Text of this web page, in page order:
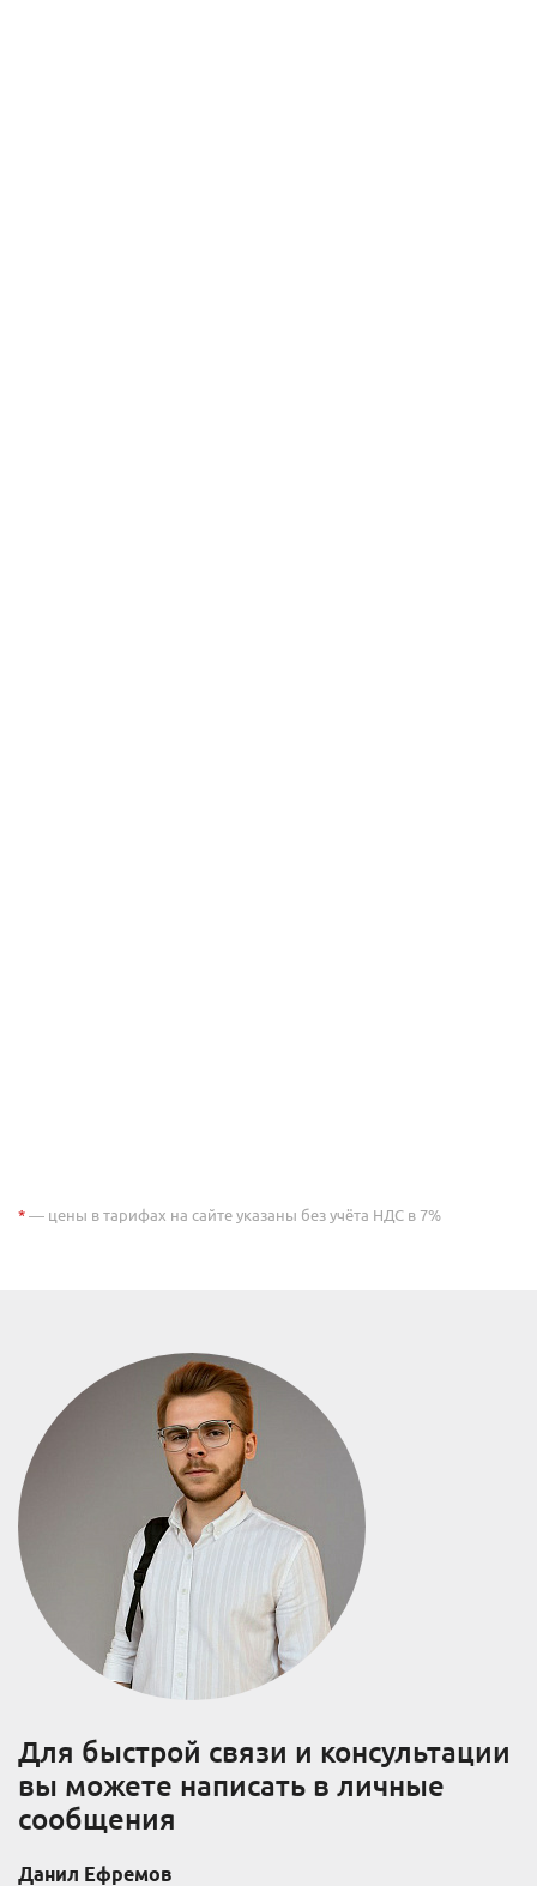
* — цены в тарифах на сайте указаны без учёта НДС в 7%
Для быстрой связи и консультации
вы можете написать в личные
сообщения
Данил Ефремов